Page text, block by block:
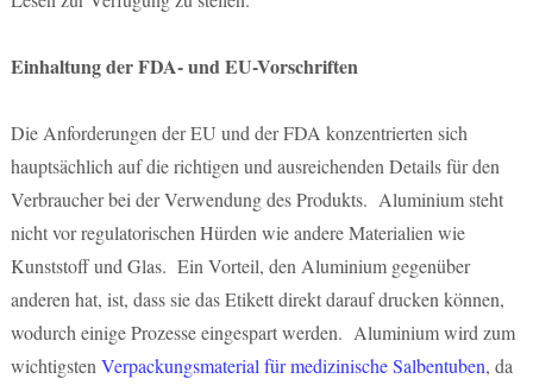
Einhaltung der FDA- und EU-Vorschriften
Die Anforderungen der EU und der FDA konzentrierten sich
hauptsächlich auf die richtigen und ausreichenden Details für den
Verbraucher bei der Verwendung des Produkts. Aluminium steht
nicht vor regulatorischen Hürden wie andere Materialien wie
Kunststoff und Glas. Ein Vorteil, den Aluminium gegenüber
anderen hat, ist, dass sie das Etikett direkt darauf drucken können,
wodurch einige Prozesse eingespart werden. Aluminium wird zum
wichtigsten Verpackungsmaterial für medizinische Salbentuben, da